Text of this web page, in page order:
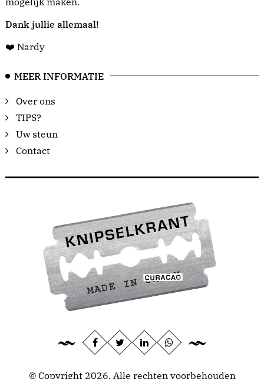
Dank jullie allemaal!
❤️ Nardy
MEER INFORMATIE
Over ons
TIPS?
Uw steun
Contact
© Copyright 2026, Alle rechten voorbehouden